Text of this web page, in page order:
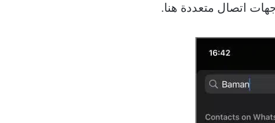
اتصال متعددة هنا.